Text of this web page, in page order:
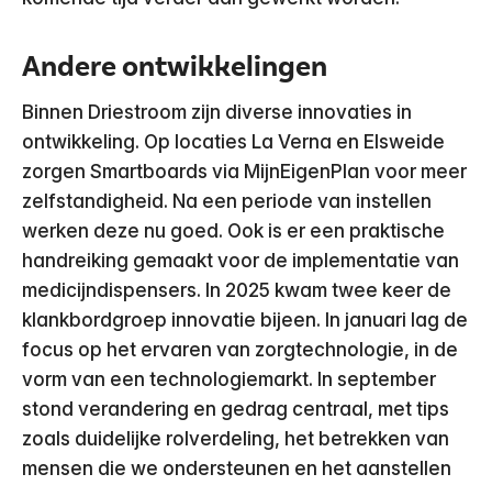
Andere ontwikkelingen
Binnen Driestroom zijn diverse innovaties in
ontwikkeling. Op locaties La Verna en Elsweide
zorgen Smartboards via MijnEigenPlan voor meer
zelfstandigheid. Na een periode van instellen
werken deze nu goed. Ook is er een praktische
handreiking gemaakt voor de implementatie van
medicijndispensers. In 2025 kwam twee keer de
klankbordgroep innovatie bijeen. In januari lag de
focus op het ervaren van zorgtechnologie, in de
vorm van een technologiemarkt. In september
stond verandering en gedrag centraal, met tips
zoals duidelijke rolverdeling, het betrekken van
mensen die we ondersteunen en het aanstellen